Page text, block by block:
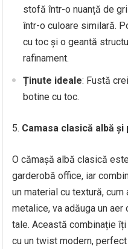
stofă într-o nuanță de
într-o culoare similară.
cu toc și o geantă
rafinament.
Ținute ideale: Fustă
botine cu toc.
Camasa clasică albă
O cămașă albă clasică
garderobă office, iar
un material cu textură,
metalice, va adăuga un
tale. Această combinație
cu un twist modern,